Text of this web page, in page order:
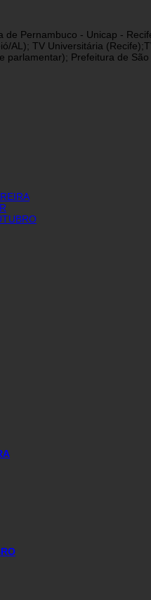
Pernambuco - Unicap -
TV Universitária
Prefeitura de